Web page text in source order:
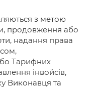
з метою
продовження або
надання права
Тарифних
інвойсів,
Виконавця та